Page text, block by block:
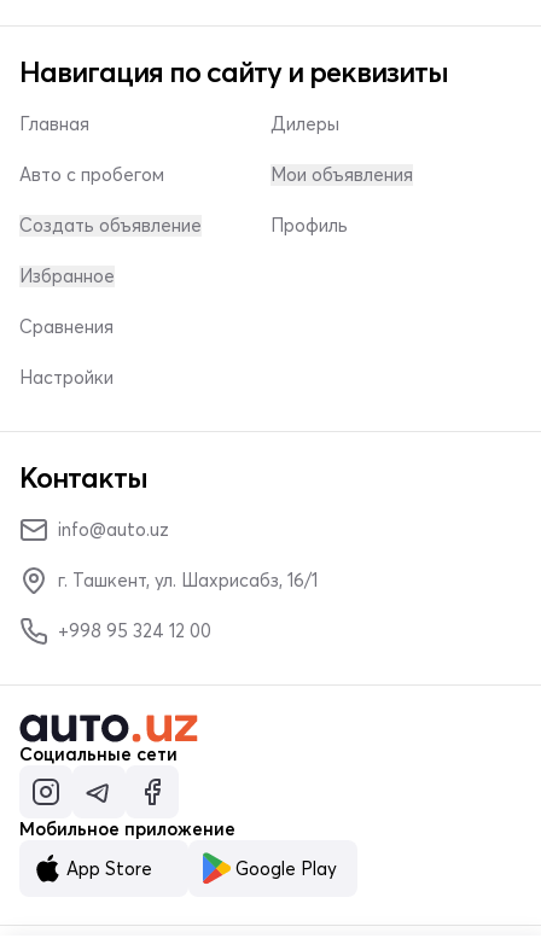
Навигация по сайту и реквизиты
Главная
Авто с пробегом
Создать объявление
Дилеры
Мои объявления
Профиль
Избранное
Сравнения
Настройки
Контакты
info@auto.uz
г. Ташкент, ул. Шахрисабз, 16/1
+998 95 324 12 00
Социальные сети
Мобильное приложение
App Store
Google Play